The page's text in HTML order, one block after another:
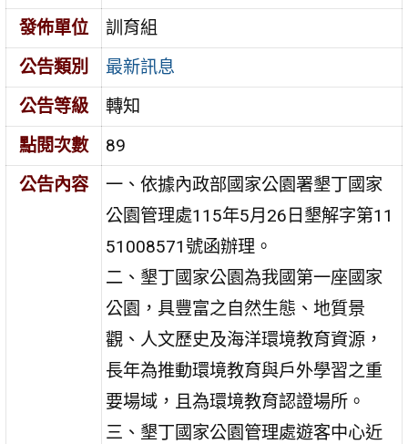
發佈單位
訓育組
公告類別
最新訊息
公告等級
轉知
點閱次數
89
公告內容
一、依據內政部國家公園署墾丁國家
公園管理處115年5月26日墾解字第11
51008571號函辦理。
二、墾丁國家公園為我國第一座國家
公園，具豐富之自然生態、地質景
觀、人文歷史及海洋環境教育資源，
長年為推動環境教育與戶外學習之重
要場域，且為環境教育認證場所。
三、墾丁國家公園管理處遊客中心近